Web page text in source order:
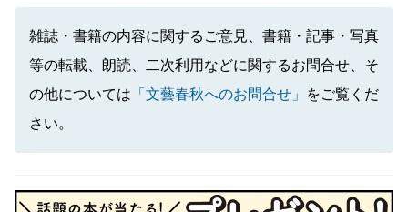
雑誌・書籍の内容に関するご意見、書籍・記事・写真
等の転載、朗読、二次利用などに関するお問合せ、そ
の他については 「文藝春秋へのお問合せ」
をご覧くだ
さい。